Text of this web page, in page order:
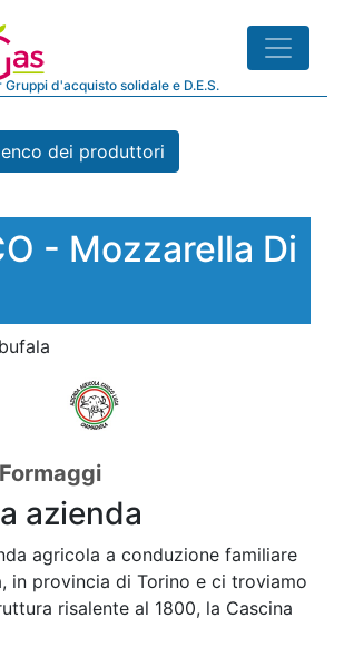
d'acquisto solidale e D.E.S.
dei produttori
- Mozzarella Di
azienda
agricola a conduzione familiare
in provincia di Torino e ci troviamo
risalente al 1800, la Cascina